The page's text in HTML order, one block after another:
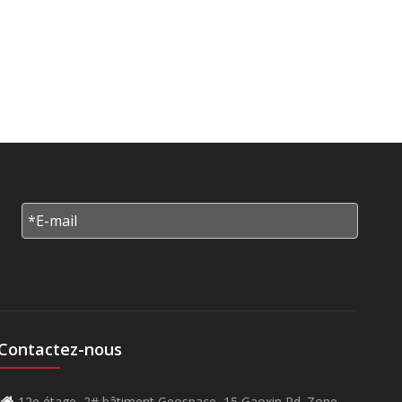
nous